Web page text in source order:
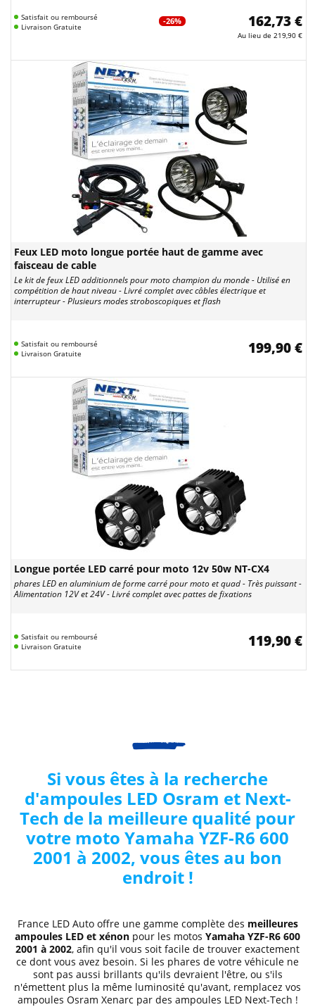
Satisfait ou remboursé
Livraison Gratuite
-26% 162,73 €
Au lieu de 219,90 €
Feux LED moto longue portée haut de gamme avec
faisceau de cable
Le kit de feux LED additionnels pour moto champion du monde - Utilisé en
compétition de haut niveau - Livré complet avec câbles électrique et
interrupteur - Plusieurs modes stroboscopiques et flash
Satisfait ou remboursé
Livraison Gratuite
199,90 €
Longue portée LED carré pour moto 12v 50w NT-CX4
phares LED en aluminium de forme carré pour moto et quad - Très puissant -
Alimentation 12V et 24V - Livré complet avec pattes de fixations
Satisfait ou remboursé
Livraison Gratuite
119,90 €
Si vous êtes à la recherche
d'ampoules LED Osram et Next-
Tech de la meilleure qualité pour
votre moto Yamaha YZF-R6 600
2001 à 2002, vous êtes au bon
endroit !
France LED Auto offre une gamme complète des meilleures
ampoules LED et xénon pour les motos Yamaha YZF-R6 600
2001 à 2002, afin qu'il vous soit facile de trouver exactement
ce dont vous avez besoin. Si les phares de votre véhicule ne
sont pas aussi brillants qu'ils devraient l'être, ou s'ils
n'émettent plus la même luminosité qu'avant, remplacez vos
ampoules Osram Xenarc par des ampoules LED Next-Tech !